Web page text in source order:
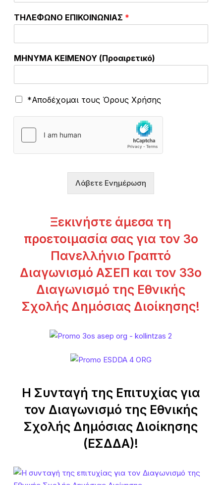
ΤΗΛΕΦΩΝΟ ΕΠΙΚΟΙΝΩΝΙΑΣ *
ΜΗΝΥΜΑ ΚΕΙΜΕΝΟΥ (Προαιρετικό)
Ό
ο
*Αποδέχομαι τους Όρους Χρήσης
Λάβετε Ενημέρωση
Ξεκινήστε άμεσα τη
προετοιμασία σας για τον 3ο
Πανελλήνιο Γραπτό
Διαγωνισμό ΑΣΕΠ και τον 33ο
Διαγωνισμό της Εθνικής
Σχολής Δημόσιας Διοίκησης!
Η Συνταγή της Επιτυχίας για
τον Διαγωνισμό της Εθνικής
Σχολής Δημόσιας Διοίκησης
(ΕΣΔΔΑ)!